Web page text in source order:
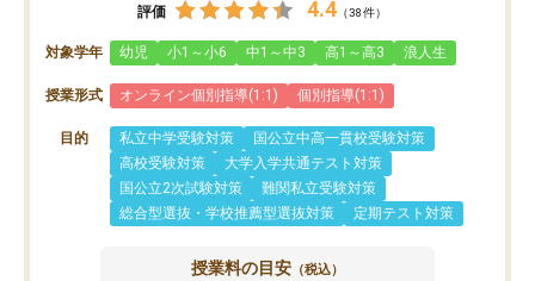
評価 4.4 （38件）
対象学年 幼児 小1～小6 中1～中3 高1～高3 浪人生
授業形式 オンライン個別指導(1:1) 個別指導(1:1)
目的 私立中学受験対策
国公立中高一貫校受験対策
高校受験対策
大学入学共通テスト対策
国公立2次試験対策
難関私立受験対策
総合型選抜・学校推薦型選抜対策
定期テスト対策
授業料の目安 （税込）